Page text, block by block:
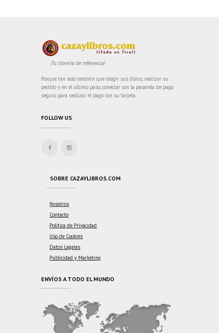
¡Tu librería de referencia!
Porque tan solo tendrán que elegir sus libros, realizar su
pedido y en el último paso, conectar con la pasarela de pago
seguro para realizar el pago con su tarjeta.
FOLLOW US
SOBRE CAZAYLIBROS.COM
Nosotros
Contacto
Política de Privacidad
Uso de Cookies
Datos Legales
Publicidad y Marketing
ENVÍOS A TODO EL MUNDO